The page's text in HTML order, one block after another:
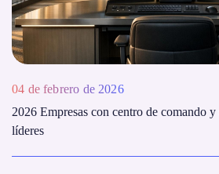
04 de febrero de 2026
2026 Empresas con centro de comando
líderes